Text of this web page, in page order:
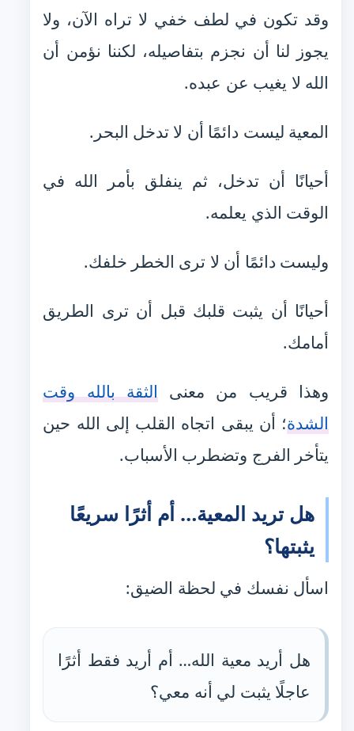
وقد تكون في لطف خفي لا تراه الآن، ولا
يجوز لنا أن نجزم بتفاصيله، لكننا نؤمن أن
الله لا يغيب عن عبده.
المعية ليست دائمًا أن لا تدخل البحر.
أحيانًا أن تدخل، ثم ينفلق بأمر الله في
الوقت الذي يعلمه.
وليست دائمًا أن لا ترى الخطر خلفك.
أحيانًا أن يثبت قلبك قبل أن ترى الطريق
أمامك.
وهذا قريب من معنىالثقة بالله وقت
الشدة؛ أن يبقى اتجاه القلب إلى الله حين
يتأخر الفرج وتضطرب الأسباب.
هل تريد المعية… أم أثرًا سريعًا
يثبتها؟
اسأل نفسك في لحظة الضيق:
هل أريد معية الله… أم أريد فقط أثرًا
عاجلًا يثبت لي أنه معي؟